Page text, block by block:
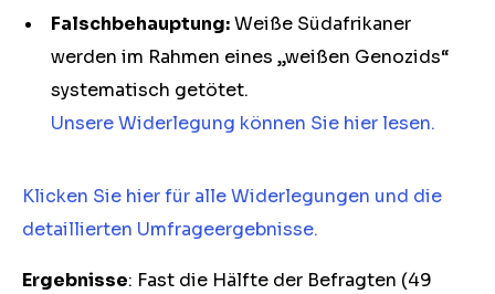
Falschbehauptung:Weiße Südafrikaner
werden im Rahmen eines „weißen Genozids“
systematisch getötet.
Unsere Widerlegung können Sie hier lesen.
Klicken Sie hier für alle Widerlegungen und die
detaillierten Umfrageergebnisse.
Ergebnisse: Fast die Hälfte der Befragten (49